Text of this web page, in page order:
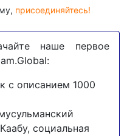
присоединяйтесь!
наше первое
с описанием 1000
социальная